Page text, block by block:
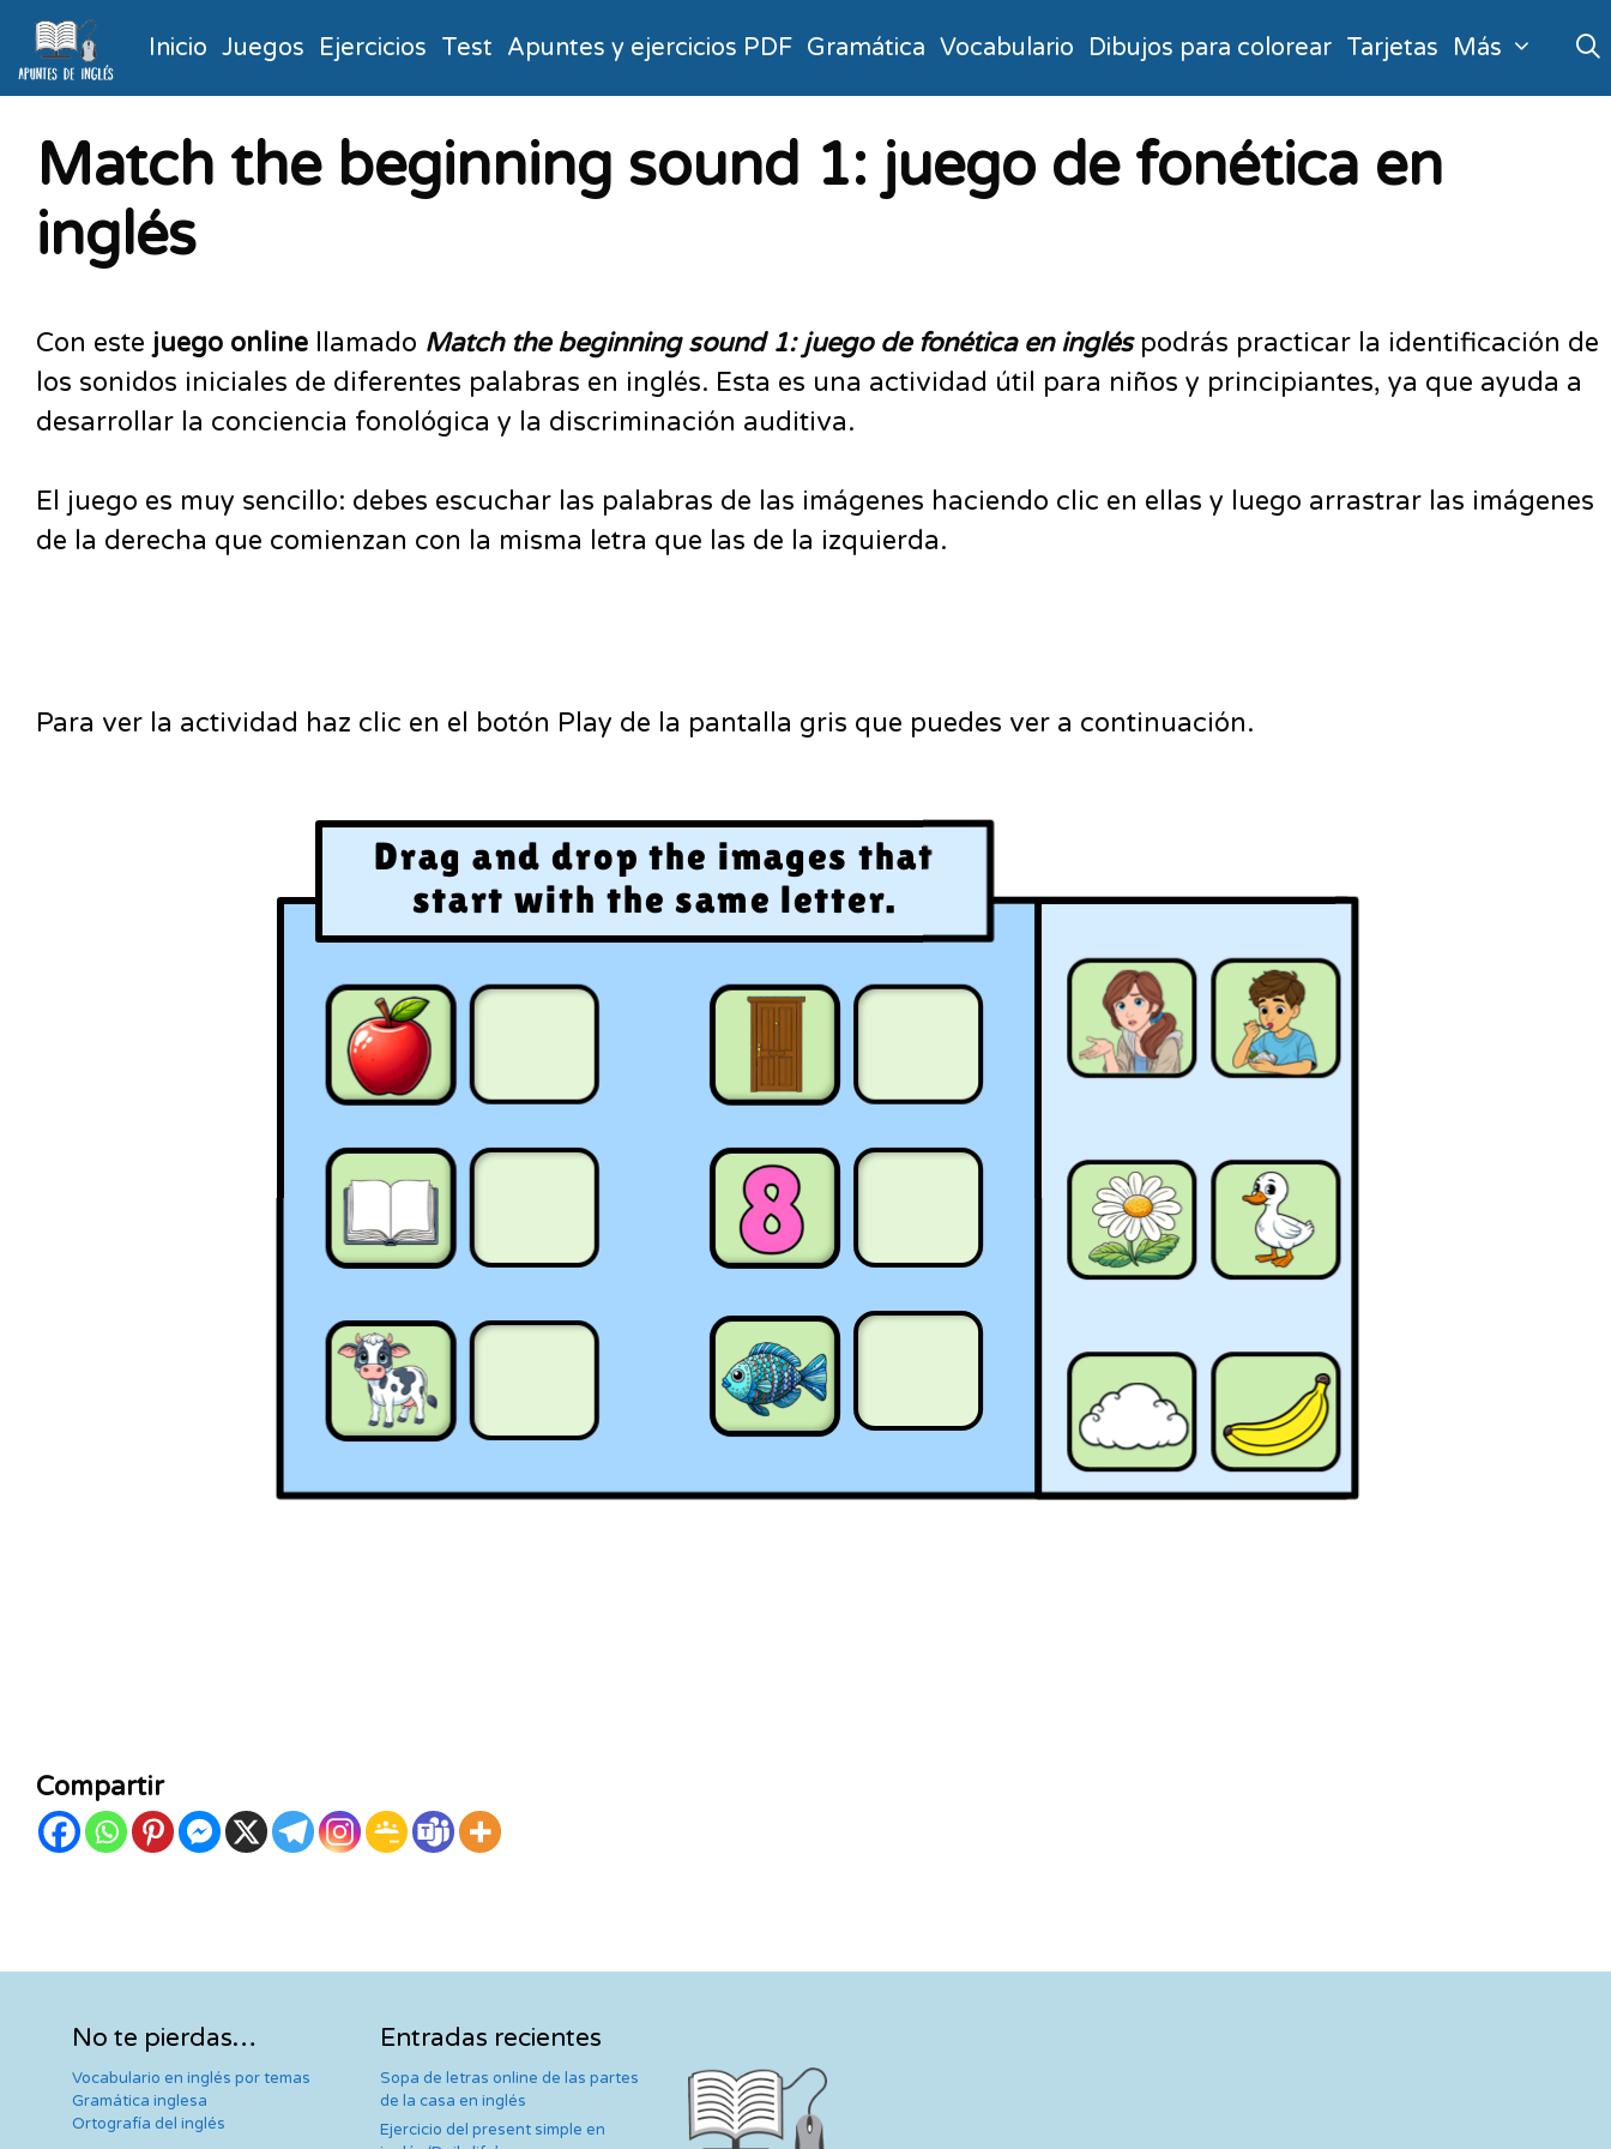
Inicio Juegos Ejercicios Test Apuntes y ejercicios PDF Gramática Vocabulario Dibujos para colorear Tarjetas Más
Match the beginning sound 1: juego de fonética en
inglés
Con este juego online llamado Match the beginning sound 1: juego de fonética en ingléspodrás practicar la identificación de
los sonidos iniciales de diferentes palabras en inglés. Esta es una actividad útil para niños y principiantes, ya que ayuda a
desarrollar la conciencia fonológica y la discriminación auditiva.
El juego es muy sencillo: debes escuchar las palabras de las imágenes haciendo clic en ellas y luego arrastrar las imágenes
de la derecha que comienzan con la misma letra que las de la izquierda.
Para ver la actividad haz clic en el botón Play de la pantalla gris que puedes ver a continuación.
Compartir
No te pierdas…
Vocabulario en inglés por temas
Gramática inglesa
Ortografía del inglés
Entradas recientes
Sopa de letras online de las partes
de la casa en inglés
Ejercicio del present simple en